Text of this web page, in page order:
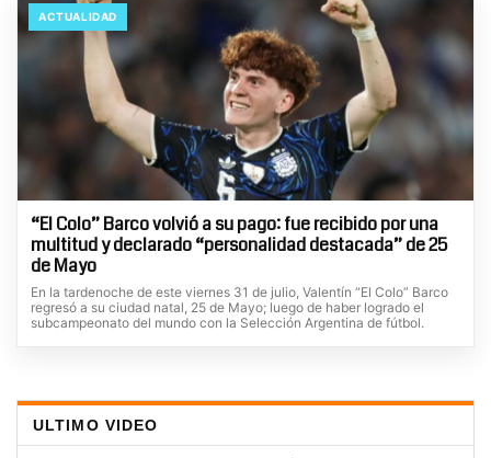
ACTUALIDAD
“El Colo” Barco volvió a su pago: fue recibido por una
multitud y declarado “personalidad destacada” de 25
de Mayo
En la tardenoche de este viernes 31 de julio, Valentín “El Colo” Barco
regresó a su ciudad natal, 25 de Mayo; luego de haber logrado el
subcampeonato del mundo con la Selección Argentina de fútbol.
ULTIMO VIDEO